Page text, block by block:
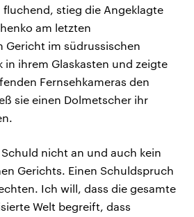
stieg die Angeklagte
am letzten
Gericht im südrussischen
in ihrem Glaskasten und zeigte
Fernsehkameras den
sie einen Dolmetscher ihr
nicht an und auch kein
Gerichts. Einen Schuldspruch
Ich will, dass die gesamte
Welt begreift, dass